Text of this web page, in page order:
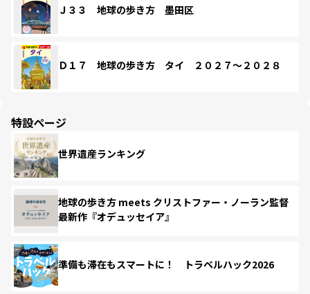
Ｊ３３ 地球の歩き方 墨田区
Ｄ１７ 地球の歩き方 タイ ２０２７～２０２８
特設ページ
世界遺産ランキング
地球の歩き方 meets クリストファー・ノーラン監督
最新作『オデュッセイア』
準備も滞在もスマートに！ トラベルハック2026